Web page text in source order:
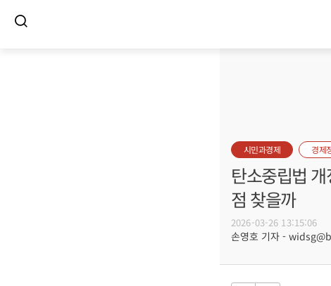
시민과경제 경제
탄소중립법
점 찾을까
2026-03-26 13:15:06
손영호 기자 -